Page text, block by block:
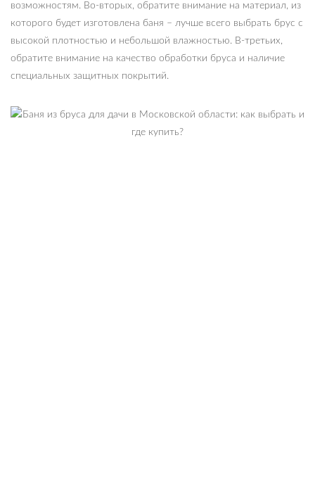
возможностям. Во-вторых, обратите внимание на материал, из
которого будет изготовлена баня – лучше всего выбрать брус с
высокой плотностью и небольшой влажностью. В-третьих,
обратите внимание на качество обработки бруса и наличие
специальных защитных покрытий.